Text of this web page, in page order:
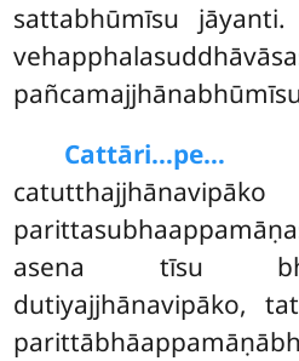
sattabhūmīsu jāyanti.
catutthajjhānavipāko
asena tīsu
dutiyajjhānavipāko,